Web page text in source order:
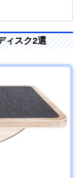
ィスク2選